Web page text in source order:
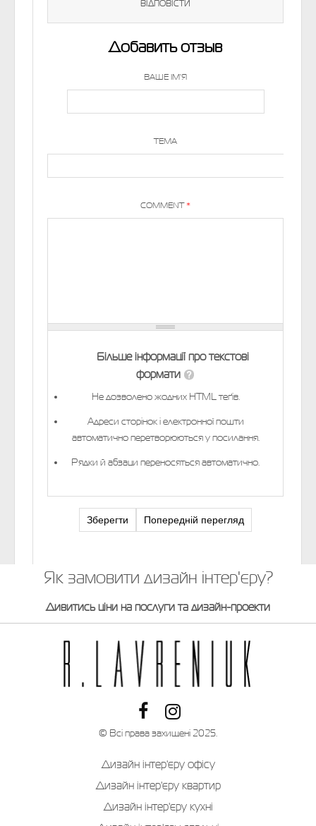
відповісти
Добавить отзыв
ВАШЕ ІМ'Я
ТЕМА
COMMENT*
Більше інформації про текстові
формати
Не дозволено жодних HTML теґів.
Адреси сторінок і електронної пошти
автоматично перетворюються у посилання.
Рядки й абзаци переносяться автоматично.
Як замовити дизайн інтер'єру?
Дивитись ціни на послуги та дизайн-проекти
© Всі права захищені 2025.
Дизайн інтер'єру офісу
Дизайн інтер'єру квартир
Дизайн інтер'єру кухні